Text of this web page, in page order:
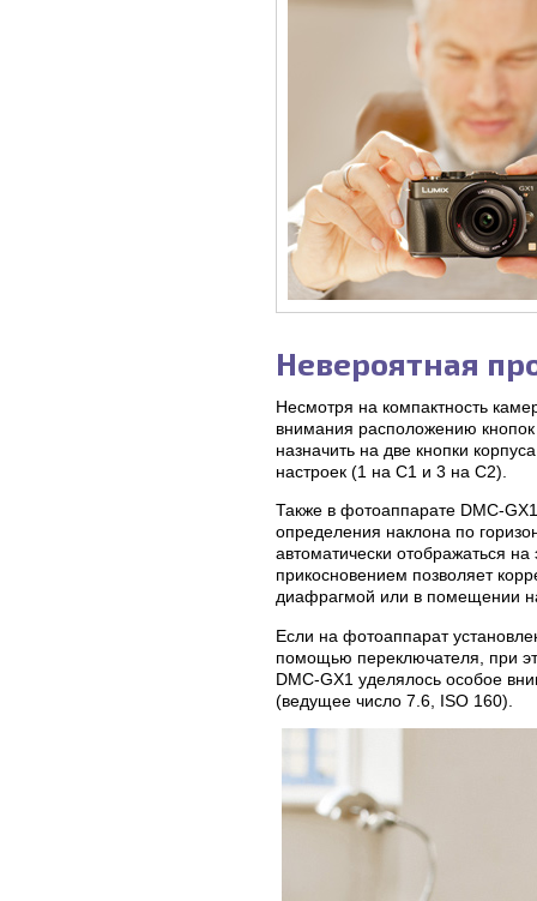
Невероятная
Несмотря на компактность
внимания расположению
назначить на две кнопки
настроек (1 на С1 и 3 на С2).
Также в фотоаппарате DMC-
определения наклона по
автоматически отображаться
прикосновением позволяет
диафрагмой или в помещении
Если на фотоаппарат
помощью переключателя, при
DMC-GX1 уделялось особое
(ведущее число 7.6, ISO 160).